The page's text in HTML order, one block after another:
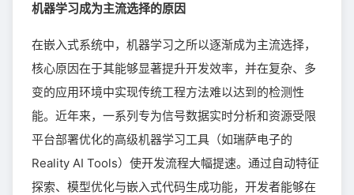
机器学习成为主流选择的原因
在嵌入式系统中，机器学习之所以逐渐成为主流选择，
核心原因在于其能够显著提升开发效率，并在复杂、多
变的应用环境中实现传统工程方法难以达到的检测性
能。近年来，一系列专为信号数据实时分析和资源受限
平台部署优化的高级机器学习工具（如瑞萨电子的
Reality AI Tools）使开发流程大幅提速。通过自动特征
探索、模型优化与嵌入式代码生成功能，开发者能够在